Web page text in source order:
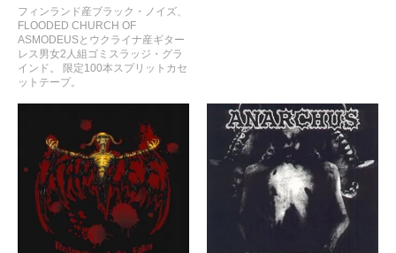
フィンランド産ブラック・ノイズ、
FLOODED CHURCH OF
ASMODEUSとウクライナ産ギター
レス男女2人組ゴミスラッジ・グラ
インド。 限定100本スプリットカセ
ットテープ。